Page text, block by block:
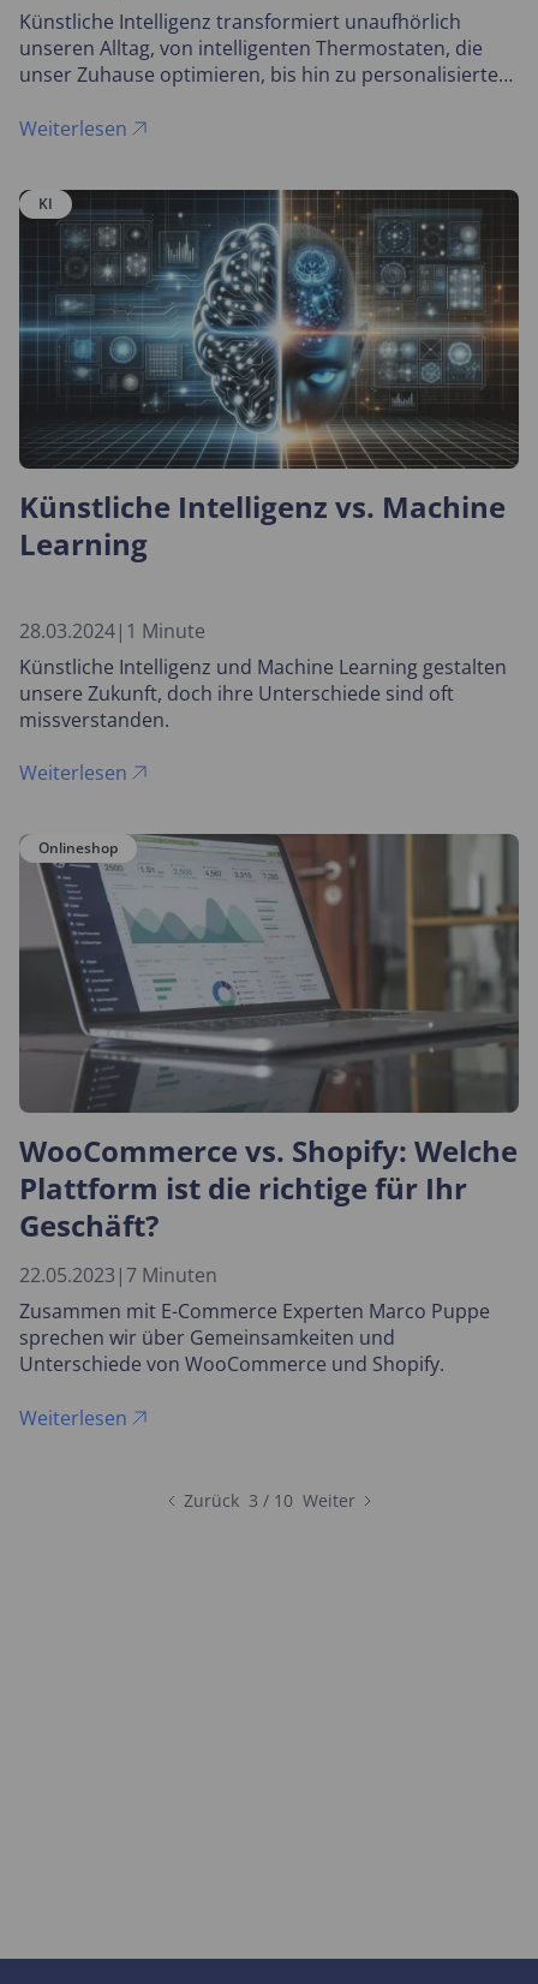
Künstliche Intelligenz transformiert unaufhörlich
unseren Alltag, von intelligenten Thermostaten, die
unser Zuhause optimieren, bis hin zu personalisierten
Weiterlesen
KI
Künstliche Intelligenz vs. Machine
Learning
28.03.2024| 1 Minute
Künstliche Intelligenz und Machine Learning gestalten
unsere Zukunft, doch ihre Unterschiede sind oft
missverstanden.
Weiterlesen
Onlineshop
WooCommerce vs. Shopify: Welche
Plattform ist die richtige für Ihr
Geschäft?
22.05.2023 | 7 Minuten
Zusammen mit E-Commerce Experten Marco Puppe
sprechen wir über Gemeinsamkeiten und
Unterschiede von WooCommerce und Shopify.
Weiterlesen
Zurück 3 / 10 Weiter